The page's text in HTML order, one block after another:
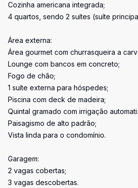
Cozinha americana integrada;
4 quartos, sendo 2 suítes (suíte
Área externa:
Área gourmet com churrasqueira a
Lounge com bancos em concreto;
Fogo de chão;
1 suíte externa para hóspedes;
Piscina com deck de madeira;
Quintal gramado com irrigação
Paisagismo de alto padrão;
Vista linda para o condomínio.
Garagem:
2 vagas cobertas;
3 vagas descobertas.